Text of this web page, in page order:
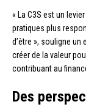
« La C3S est un
pratiques plus
d’être », souligne un
créer de la valeur
contribuant au
Des